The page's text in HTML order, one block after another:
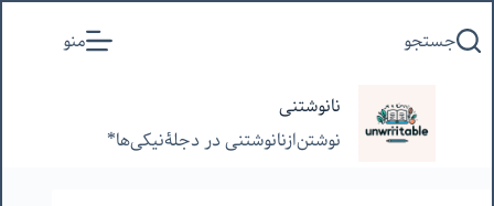
به
جستجو منو
نانوشتنی
نوشتن‌از‌نانوشتنی‌ در‌ دجلۀنیکی‌ها*